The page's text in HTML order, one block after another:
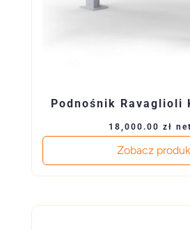
Podnośnik Ravaglioli
18,000.00zł
Zobacz